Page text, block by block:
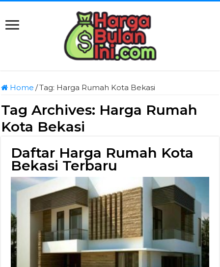
Home /Tag: Harga Rumah Kota Bekasi
Tag Archives: Harga Rumah
Kota Bekasi
Daftar Harga Rumah Kota
Bekasi Terbaru